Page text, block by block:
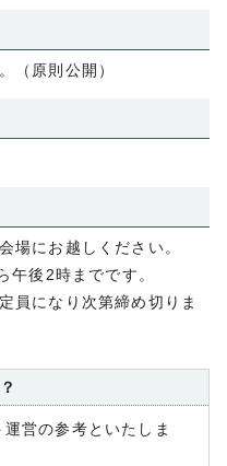
（原則公開）
場にお越しください。
午後2時までです。
員になり次第締め切りま
営の参考といたしま